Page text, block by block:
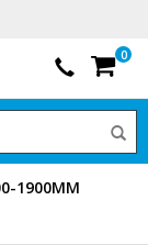
0
1900MM